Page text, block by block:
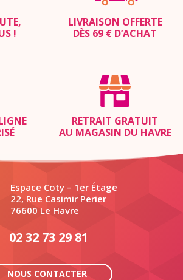
!
LIVRAISON OFFERTE
DÈS 69 € D’ACHAT
RETRAIT GRATUIT
AU MAGASIN DU HAVRE
Espace Coty – 1er Étage
22, Rue Casimir Perier
76600 Le Havre
02 32 73 29 81
NOUS CONTACTER